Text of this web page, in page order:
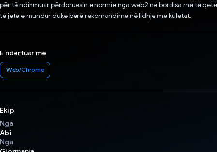
për të ndihmuar përdoruesin e normie nga web2 në bord sa më të qetë
të jetë e mundur duke bërë rekomandime në lidhje me kuletat.
E ndertuar me
Web/Chrome
Ekipi
Nga
Abi
Nga